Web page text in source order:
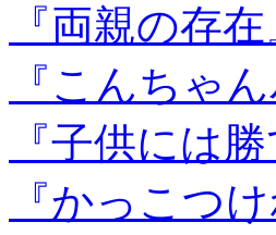
『両親の存
『こんちゃ
『子供には
『かっこつ